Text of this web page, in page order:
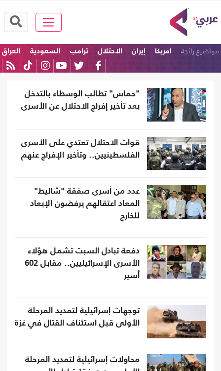
مواضيع رائجة امريكا إيران الاحتلال ترامب السعودية العراق
"حماس" تطالب الوسطاء بالتدخل
بعد تأخير إفراج الاحتلال عن الأسرى
قوات الاحتلال تعتدي على الأسرى
الفلسطينيين.. وتأخير الإفراج عنهم
عدد من أسرى صفقة "شاليط"
المعاد اعتقالهم يرفضون الإبعاد
للخارج
دفعة تبادل السبت تشمل هؤلاء
الأسرى الإسرائيليين.. مقابل 602
أسير
توجهات إسرائيلية لتمديد المرحلة
الأولى قبل استئناف القتال في غزة
محاولات إسرائيلية لتمديد المرحلة